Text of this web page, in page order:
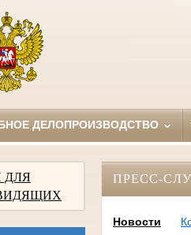
ДЕЛОПРОИЗВОДСТВО
ДЛЯ
ПРЕСС-
Новости